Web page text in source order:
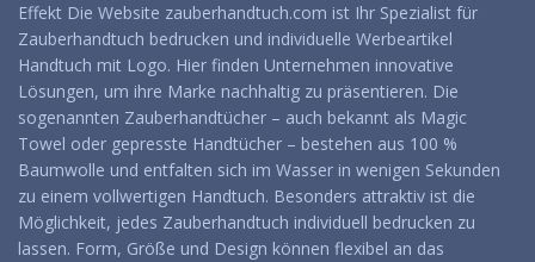
Effekt Die Website zauberhandtuch.com ist Ihr Spezialist für
Zauberhandtuch bedrucken und individuelle Werbeartikel
Handtuch mit Logo. Hier finden Unternehmen innovative
Lösungen, um ihre Marke nachhaltig zu präsentieren. Die
sogenannten Zauberhandtücher – auch bekannt als Magic
Towel oder gepresste Handtücher – bestehen aus 100 %
Baumwolle und entfalten sich im Wasser in wenigen Sekunden
zu einem vollwertigen Handtuch. Besonders attraktiv ist die
Möglichkeit, jedes Zauberhandtuch individuell bedrucken zu
lassen. Form, Größe und Design können flexibel an das